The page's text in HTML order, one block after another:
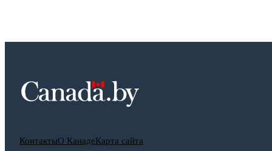
КонтактыО КанадеКарта сайта